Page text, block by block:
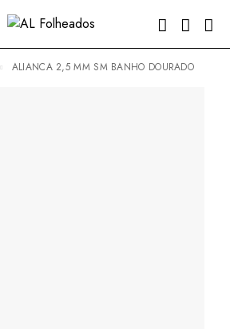
ALIANCA 2,5 MM SM BANHO DOURADO